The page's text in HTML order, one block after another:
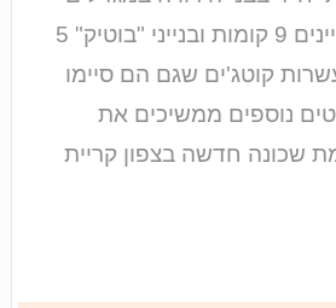
עד 25 קומות, בבניינים 9 קומות ובנייני "בוטיק" 5
קוטג'ים שגם הם סיימו
נוספים ממשיכים את
שכונה חדשה בצפון קריית